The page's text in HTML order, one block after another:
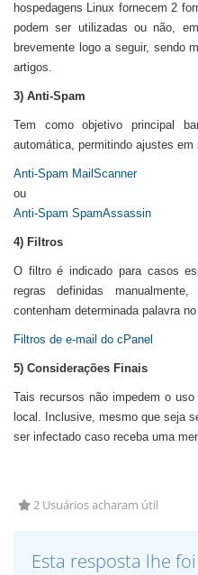
hospedagens Linux fornecem 2
podem ser utilizadas ou não,
brevemente logo a seguir, sendo
artigos.
3) Anti-Spam
Tem como objetivo principal
automática, permitindo ajustes em
Anti-Spam MailScanner
ou
Anti-Spam SpamAssassin
4) Filtros
O filtro é indicado para casos
regras definidas
contenham determinada palavra
Filtros de e-mail do cPanel
5) Considerações Finais
Tais recursos não impedem o
local. Inclusive, mesmo que seja
ser infectado caso receba uma
2 Usuários acharam útil
Esta resposta lhe